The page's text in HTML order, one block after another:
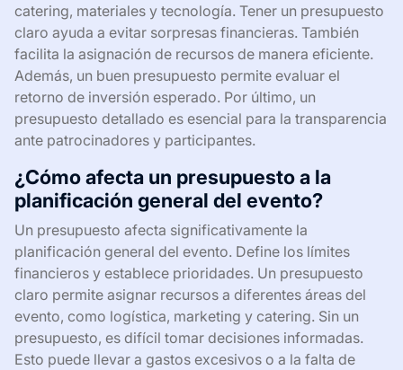
catering, materiales y tecnología. Tener un presupuesto
claro ayuda a evitar sorpresas financieras. También
facilita la asignación de recursos de manera eficiente.
Además, un buen presupuesto permite evaluar el
retorno de inversión esperado. Por último, un
presupuesto detallado es esencial para la transparencia
ante patrocinadores y participantes.
¿Cómo afecta un presupuesto a la
planificación general del evento?
Un presupuesto afecta significativamente la
planificación general del evento. Define los límites
financieros y establece prioridades. Un presupuesto
claro permite asignar recursos a diferentes áreas del
evento, como logística, marketing y catering. Sin un
presupuesto, es difícil tomar decisiones informadas.
Esto puede llevar a gastos excesivos o a la falta de